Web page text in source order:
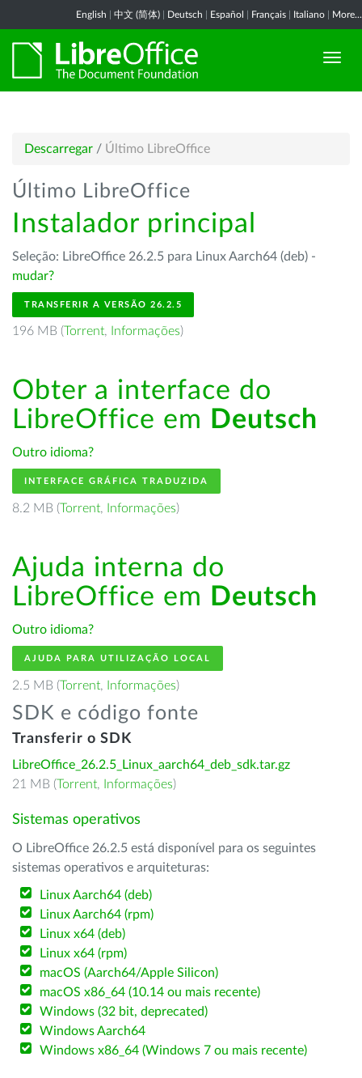
English 中文 (简体) Deutsch Español Français Italiano More...
Descarregar / Último LibreOffice
Último LibreOffice
Instalador principal
Seleção: LibreOffice 26.2.5 para Linux Aarch64 (deb) -
mudar?
TRANSFERIR A VERSÃO 26.2.5
196 MB (Torrent, Informações)
Obter a interface do
LibreOffice em Deutsch
Outro idioma?
INTERFACE GRÁFICA TRADUZIDA
8.2 MB (Torrent, Informações)
Ajuda interna do
LibreOffice em Deutsch
Outro idioma?
AJUDA PARA UTILIZAÇÃO LOCAL
2.5 MB (Torrent, Informações)
SDK e código fonte
Transferir o SDK
LibreOffice_26.2.5_Linux_aarch64_deb_sdk.tar.gz
21 MB (Torrent, Informações)
Sistemas operativos
O LibreOffice 26.2.5 está disponível para os seguintes
sistemas operativos e arquiteturas:
Linux Aarch64 (deb)
Linux Aarch64 (rpm)
Linux x64 (deb)
Linux x64 (rpm)
macOS (Aarch64/Apple Silicon)
macOS x86_64 (10.14 ou mais recente)
Windows (32 bit, deprecated)
Windows Aarch64
Windows x86_64 (Windows 7 ou mais recente)